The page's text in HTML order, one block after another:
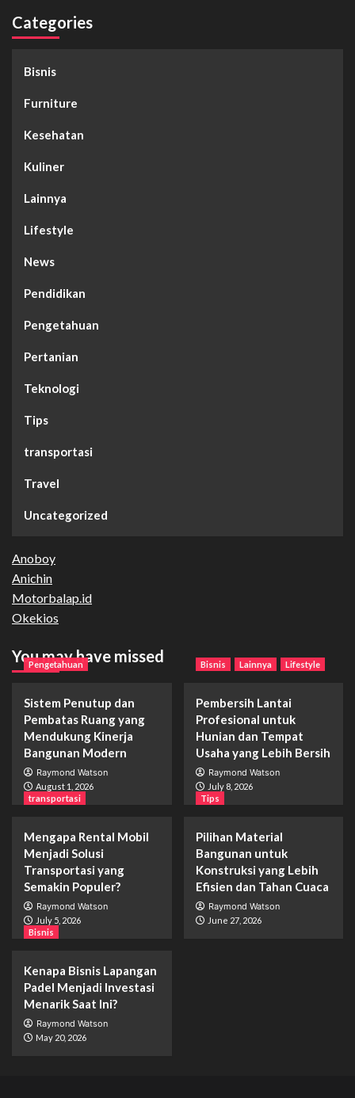
Categories
Bisnis
Furniture
Kesehatan
Kuliner
Lainnya
Lifestyle
News
Pendidikan
Pengetahuan
Pertanian
Teknologi
Tips
transportasi
Travel
Uncategorized
Anoboy
Anichin
Motorbalap.id
Okekios
You may have missed
Pengetahuan
Sistem Penutup dan
Pembatas Ruang yang
Mendukung Kinerja
Bangunan Modern
Raymond Watson
August 1, 2026
Bisnis Lainnya Lifestyle
Pembersih Lantai
Profesional untuk
Hunian dan Tempat
Usaha yang Lebih Bersih
Raymond Watson
July 8, 2026
transportasi
Mengapa Rental Mobil
Menjadi Solusi
Transportasi yang
Semakin Populer?
Raymond Watson
July 5, 2026
Tips
Pilihan Material
Bangunan untuk
Konstruksi yang Lebih
Efisien dan Tahan Cuaca
Raymond Watson
June 27, 2026
Bisnis
Kenapa Bisnis Lapangan
Padel Menjadi Investasi
Menarik Saat Ini?
Raymond Watson
May 20, 2026